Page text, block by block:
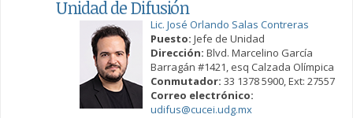
Unidad de Difusión
Lic. José Orlando Salas Contreras
Puesto: Jefe de Unidad
Dirección: Blvd. Marcelino García
Barragán #1421, esq Calzada Olímpica
Conmutador: 33 1378 5900, Ext: 27557
Correo electrónico:
udifus@cucei.udg.mx